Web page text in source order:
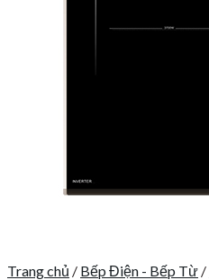
Trang chủ / Bếp Điện - Bếp Từ /